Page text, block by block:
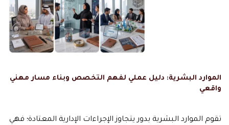
الموارد البشرية: دليل عملي لفهم التخصص وبناء مسار مهني
واقعي
تقوم الموارد البشرية بدور يتجاوز الإجراءات الإدارية المعتادة؛ فهي